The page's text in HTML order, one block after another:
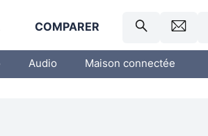
COMPARER
Audio Maison connectée